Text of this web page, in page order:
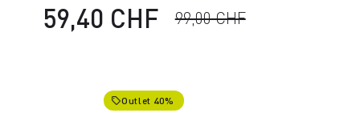
59,40 CHF 99,00 CHF
local_offerOutlet 40%